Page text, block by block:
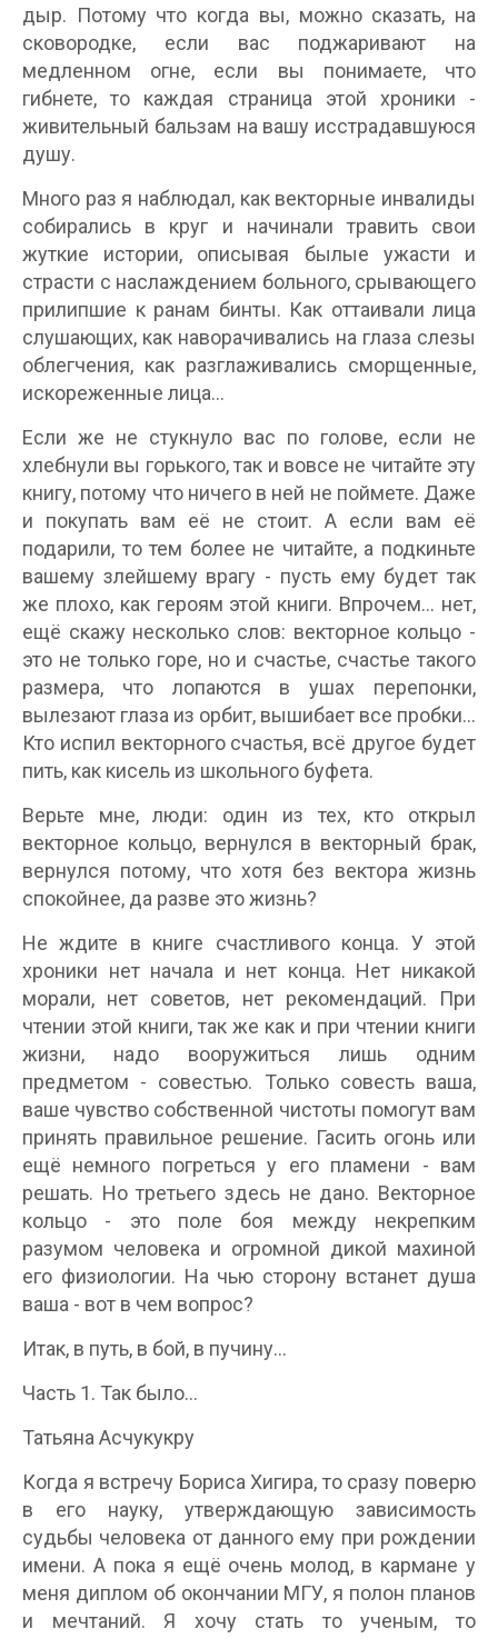
дыр. Потому что когда вы, можно сказать, на
сковородке, если вас поджаривают на
медленном огне, если вы понимаете, что
гибнете, то каждая страница этой хроники -
живительный бальзам на вашу исстрадавшуюся
душу.
Много раз я наблюдал, как векторные инвалиды
собирались в круг и начинали травить свои
жуткие истории, описывая былые ужасти и
страсти с наслаждением больного, срывающего
прилипшие к ранам бинты. Как оттаивали лица
слушающих, как наворачивались на глаза слезы
облегчения, как разглаживались сморщенные,
искореженные лица...
Если же не стукнуло вас по голове, если не
хлебнули вы горького, так и вовсе не читайте эту
книгу, потому что ничего в ней не поймете. Даже
и покупать вам её не стоит. А если вам её
подарили, то тем более не читайте, а подкиньте
вашему злейшему врагу - пусть ему будет так
же плохо, как героям этой книги. Впрочем... нет,
ещё скажу несколько слов: векторное кольцо -
это не только горе, но и счастье, счастье такого
размера, что лопаются в ушах перепонки,
вылезают глаза из орбит, вышибает все пробки...
Кто испил векторного счастья, всё другое будет
пить, как кисель из школьного буфета.
Верьте мне, люди: один из тех, кто открыл
векторное кольцо, вернулся в векторный брак,
вернулся потому, что хотя без вектора жизнь
спокойнее, да разве это жизнь?
Не ждите в книге счастливого конца. У этой
хроники нет начала и нет конца. Нет никакой
морали, нет советов, нет рекомендаций. При
чтении этой книги, так же как и при чтении книги
жизни, надо вооружиться лишь одним
предметом - совестью. Только совесть ваша,
ваше чувство собственной чистоты помогут вам
принять правильное решение. Гасить огонь или
ещё немного погреться у его пламени - вам
решать. Но третьего здесь не дано. Векторное
кольцо - это поле боя между некрепким
разумом человека и огромной дикой махиной
его физиологии. На чью сторону встанет душа
ваша - вот в чем вопрос?
Итак, в путь, в бой, в пучину...
Часть 1. Так было...
Татьяна Асчукукру
Когда я встречу Бориса Хигира, то сразу поверю
в его науку, утверждающую зависимость
судьбы человека от данного ему при рождении
имени. А пока я ещё очень молод, в кармане у
меня диплом об окончании МГУ, я полон планов
и мечтаний. Я хочу стать то ученым, то